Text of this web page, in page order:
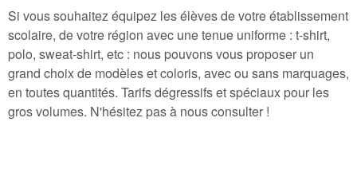
Si vous souhaitez équipez les élèves de votre établissement
scolaire, de votre région avec une tenue uniforme : t-shirt,
polo, sweat-shirt, etc : nous pouvons vous proposer un
grand choix de modèles et coloris, avec ou sans marquages,
en toutes quantités. Tarifs dégressifs et spéciaux pour les
gros volumes. N'hésitez pas à nous consulter !